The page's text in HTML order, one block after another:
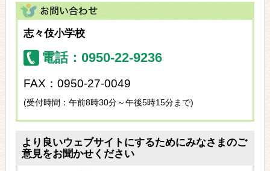
志々伎小学校
電話：0950-22-9236
FAX：0950-27-0049
(受付時間：午前8時30分～午後5時15分まで)
より良いウェブサイトにするためにみなさまのご
意見をお聞かせください